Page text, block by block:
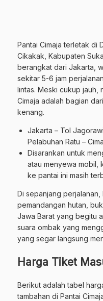
Pantai Cimaja terletak di
Cikakak, Kabupaten
berangkat dari Jakarta,
sekitar 5-6 jam
lintas. Meski cukup jauh,
Cimaja adalah bagian
kenang.
Jakarta – Tol
Pelabuhan Ratu –
Disarankan untuk
atau menyewa mobil,
ke pantai ini masih
Di sepanjang perjalanan,
pemandangan hutan,
Jawa Barat yang begitu
suara ombak yang
yang segar langsung
Harga Tiket
Berikut adalah tabel
tambahan di Pantai